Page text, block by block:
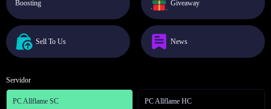
Boosting Giveaway
Sell To Us News
Servidor
PC Allflame SC PC Allflame HC